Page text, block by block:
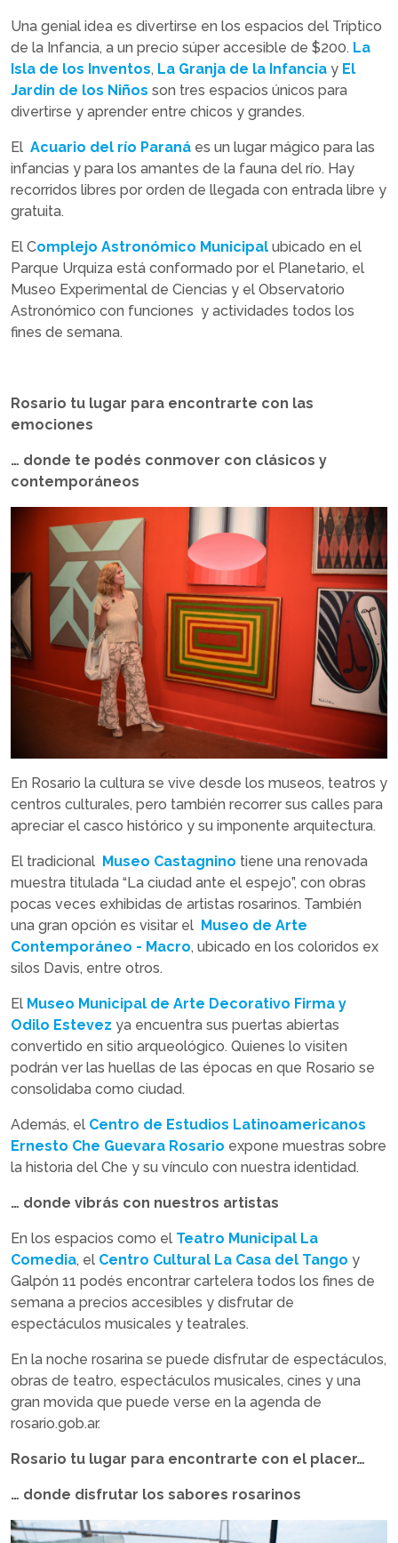
Una genial idea es divertirse en los espacios del Tríptico
de la Infancia, a un precio súper accesible de $200. La
Isla de los Inventos, La Granja de la Infancia y El
Jardín de los Niños son tres espacios únicos para
divertirse y aprender entre chicos y grandes.
El Acuario del río Paraná es un lugar mágico para las
infancias y para los amantes de la fauna del río. Hay
recorridos libres por orden de llegada con entrada libre y
gratuita.
El Complejo Astronómico Municipal ubicado en el
Parque Urquiza está conformado por el Planetario, el
Museo Experimental de Ciencias y el Observatorio
Astronómico con funciones y actividades todos los
fines de semana.
Rosario tu lugar para encontrarte con las
emociones
… donde te podés conmover con clásicos y
contemporáneos
En Rosario la cultura se vive desde los museos, teatros y
centros culturales, pero también recorrer sus calles para
apreciar el casco histórico y su imponente arquitectura.
El tradicional Museo Castagnino tiene una renovada
muestra titulada “La ciudad ante el espejo”, con obras
pocas veces exhibidas de artistas rosarinos. También
una gran opción es visitar el Museo de Arte
Contemporáneo - Macro, ubicado en los coloridos ex
silos Davis, entre otros.
El Museo Municipal de Arte Decorativo Firma y
Odilo Estevez ya encuentra sus puertas abiertas
convertido en sitio arqueológico. Quienes lo visiten
podrán ver las huellas de las épocas en que Rosario se
consolidaba como ciudad.
Además, el Centro de Estudios Latinoamericanos
Ernesto Che Guevara Rosario expone muestras sobre
la historia del Che y su vínculo con nuestra identidad.
… donde vibrás con nuestros artistas
En los espacios como el Teatro Municipal La
Comedia, el Centro Cultural La Casa del Tango y
Galpón 11 podés encontrar cartelera todos los fines de
semana a precios accesibles y disfrutar de
espectáculos musicales y teatrales.
En la noche rosarina se puede disfrutar de espectáculos,
obras de teatro, espectáculos musicales, cines y una
gran movida que puede verse en la agenda de
rosario.gob.ar.
Rosario tu lugar para encontrarte con el placer…
… donde disfrutar los sabores rosarinos